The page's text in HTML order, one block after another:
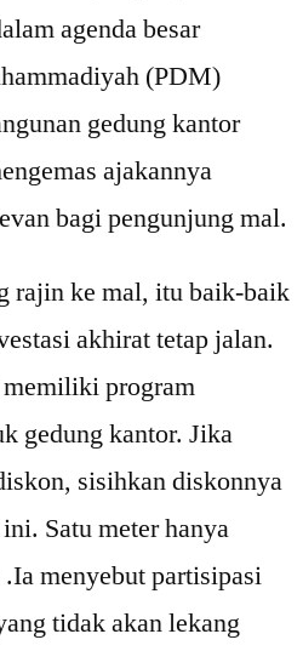
agenda besar
(PDM)
gedung kantor
ajakannya
bagi pengunjung mal.
rajin ke mal, itu baik-baik
akhirat tetap jalan.
program
gedung kantor. Jika
sisihkan diskonnya
Satu meter hanya
menyebut partisipasi
tidak akan lekang